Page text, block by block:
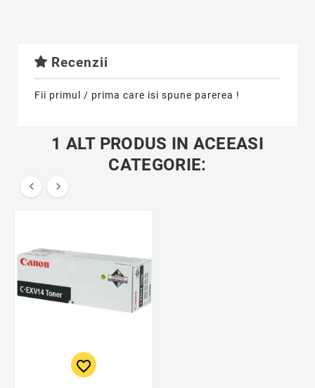
Recenzii
Fii primul / prima care isi spune parerea !
1 ALT PRODUS IN ACEEASI
CATEGORIE:
 
favorite_border